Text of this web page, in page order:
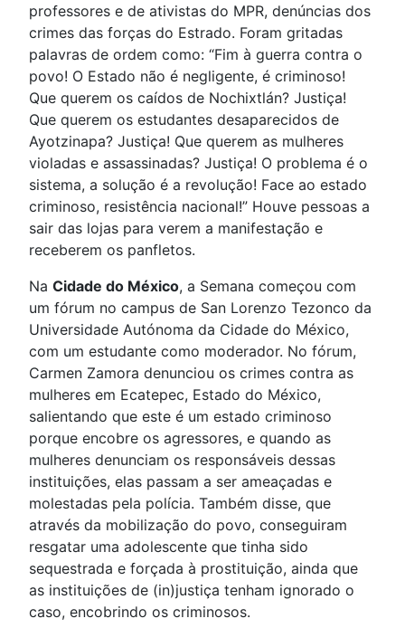
professores e de ativistas do MPR, denúncias dos
crimes das forças do Estrado. Foram gritadas
palavras de ordem como: “Fim à guerra contra o
povo! O Estado não é negligente, é criminoso!
Que querem os caídos de Nochixtlán? Justiça!
Que querem os estudantes desaparecidos de
Ayotzinapa? Justiça! Que querem as mulheres
violadas e assassinadas? Justiça! O problema é o
sistema, a solução é a revolução! Face ao estado
criminoso, resistência nacional!” Houve pessoas a
sair das lojas para verem a manifestação e
receberem os panfletos.
Na Cidade do México, a Semana começou com
um fórum no campus de San Lorenzo Tezonco da
Universidade Autónoma da Cidade do México,
com um estudante como moderador. No fórum,
Carmen Zamora denunciou os crimes contra as
mulheres em Ecatepec, Estado do México,
salientando que este é um estado criminoso
porque encobre os agressores, e quando as
mulheres denunciam os responsáveis dessas
instituições, elas passam a ser ameaçadas e
molestadas pela polícia. Também disse, que
através da mobilização do povo, conseguiram
resgatar uma adolescente que tinha sido
sequestrada e forçada à prostituição, ainda que
as instituições de (in)justiça tenham ignorado o
caso, encobrindo os criminosos.